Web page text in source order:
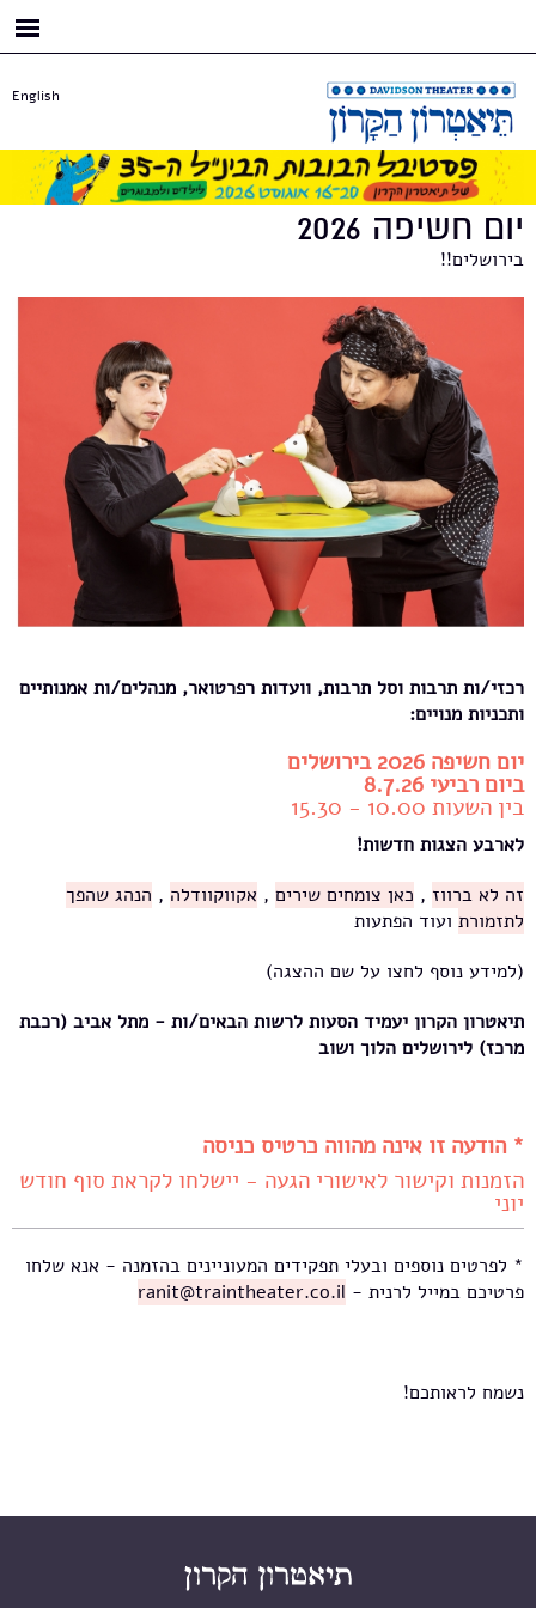
English
יום חשיפה 2026
בירושלים!!
רכזי/ות תרבות וסל תרבות, וועדות רפרטואר, מנהלים/ות אמנותיים
ותכניות מנויים:
יום חשיפה 2026 בירושלים
ביום רביעי 8.7.26
בין השעות 10.00 - 15.30
לארבע הצגות חדשות!
זה לא ברווז , כאן צומחים שירים , אקווקוודלה , הנהג שהפך
לתזמורת ועוד הפתעות
(למידע נוסף לחצו על שם ההצגה)
תיאטרון הקרון יעמיד הסעות לרשות הבאים/ות - מתל אביב (רכבת
מרכז) לירושלים הלוך ושוב
* הודעה זו אינה מהווה כרטיס כניסה
הזמנות וקישור לאישורי הגעה - יישלחו לקראת סוף חודש
יוני
* לפרטים נוספים ובעלי תפקידים המעוניינים בהזמנה - אנא שלחו
פרטיכם במייל לרנית - ranit@traintheater.co.il
נשמח לראותכם!